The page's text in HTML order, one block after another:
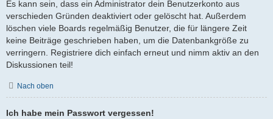
Es kann sein, dass ein Administrator dein Benutzerkonto aus
verschieden Gründen deaktiviert oder gelöscht hat. Außerdem
löschen viele Boards regelmäßig Benutzer, die für längere Zeit
keine Beiträge geschrieben haben, um die Datenbankgröße zu
verringern. Registriere dich einfach erneut und nimm aktiv an den
Diskussionen teil!
Nach oben
Ich habe mein Passwort vergessen!